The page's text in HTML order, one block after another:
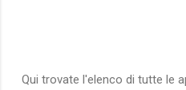
Qui trovate l'elenco di tutte le